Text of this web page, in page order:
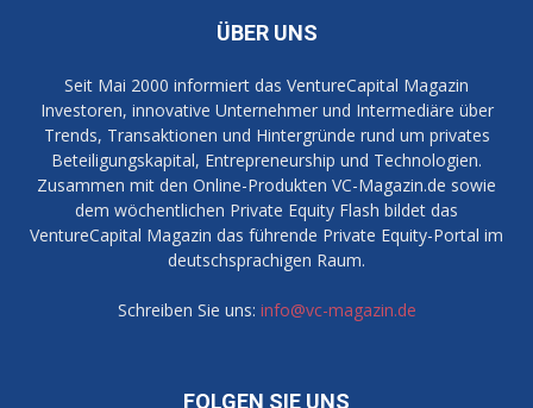
ÜBER UNS
Seit Mai 2000 informiert das VentureCapital Magazin
Investoren, innovative Unternehmer und Intermediäre über
Trends, Transaktionen und Hintergründe rund um privates
Beteiligungskapital, Entrepreneurship und Technologien.
Zusammen mit den Online-Produkten VC-Magazin.de sowie
dem wöchentlichen Private Equity Flash bildet das
VentureCapital Magazin das führende Private Equity-Portal im
deutschsprachigen Raum.
Schreiben Sie uns: info@vc-magazin.de
FOLGEN SIE UNS